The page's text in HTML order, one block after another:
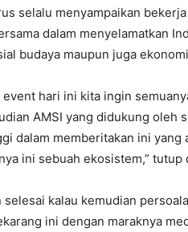
selalu menyampaikan
dalam menyelamatkan
budaya maupun juga ekonomi
event hari ini kita ingin
AMSI yang didukung oleh
dalam memberitakan ini
ini sebuah ekosistem,” tutup
selesai kalau kemudian
ini dengan maraknya